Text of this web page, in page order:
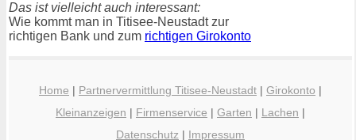
Das ist vielleicht auch interessant:
Wie kommt man in Titisee-Neustadt zur
richtigen Bank und zum richtigen Girokonto
Home | Partnervermittlung Titisee-Neustadt | Girokonto |
Kleinanzeigen | Firmenservice | Garten | Lachen |
Datenschutz | Impressum